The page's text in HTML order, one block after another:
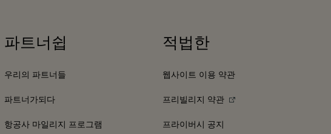
파트너쉽
우리의 파트너들
파트너가되다
항공사 마일리지 프로그램
적법한
웹사이트 이용 약관
프리빌리지 약관
프라이버시 공지